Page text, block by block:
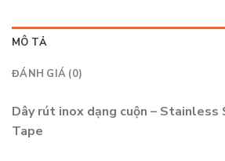
MÔ TẢ
ĐÁNH GIÁ (0)
Dây rút inox dạng cuộn –
Tape